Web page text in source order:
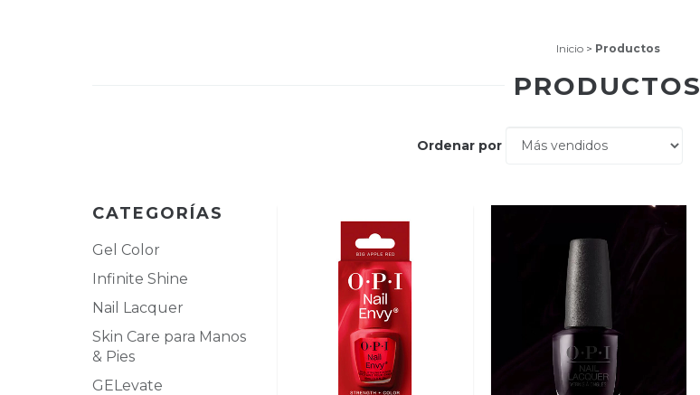
Inicio > Productos
PRODUCTOS
Ordenar por
CATEGORÍAS
Gel Color
Infinite Shine
Nail Lacquer
Skin Care para Manos
& Pies
GELevate